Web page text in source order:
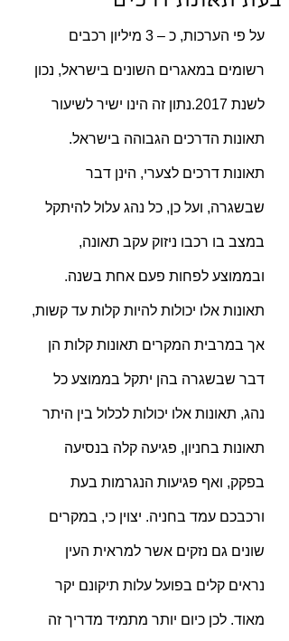
על פי הערכות, כ – 3 מיליון רכבים
רשומים במאגרים השונים בישראל, נכון
לשנת 2017.נתון זה הינו ישיר לשיעור
תאונות הדרכים הגבוהה בישראל.
תאונות דרכים לצערי, הינן דבר
שבשגרה, ועל כן, כל נהג עלול להיתקל
במצב בו רכבו ניזוק עקב תאונה,
ובממוצע לפחות פעם אחת בשנה.
תאונות אלו יכולות להיות קלות עד קשות,
אך במרבית המקרים תאונות קלות הן
דבר שבשגרה בהן יתקל בממוצע כל
נהג, תאונות אלו יכולות לכלול בין היתר
תאונות בחניון, פגיעה קלה בנסיעה
בפקק, ואף פגיעות הנגרמות בעת
ורכבכם עמד בחניה. יצוין כי, במקרים
שונים גם נזקים אשר למראית העין
נראים קלים בפועל עלות תיקונם יקר
מאוד. לכן כיום יותר מתמיד מדריך זה